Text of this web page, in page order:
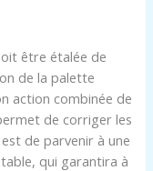
être étalée de
de la palette
action combinée de
de corriger les
de parvenir à une
qui garantira à